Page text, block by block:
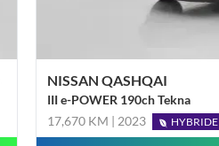
NISSAN QASHQAI
III e-POWER 190ch Tekna
17,670 KM | 2023
HYBRIDE